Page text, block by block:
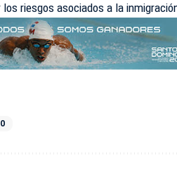
riesgos asociados a la